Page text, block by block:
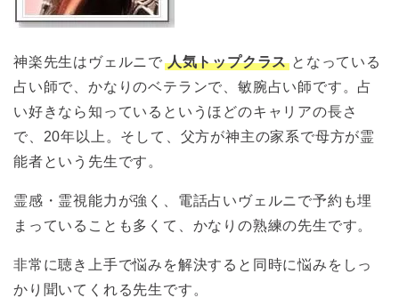
神楽先生はヴェルニで 人気トップクラス となっている
占い師で、かなりのベテランで、敏腕占い師です。占
い好きなら知っているというほどのキャリアの長さ
で、20年以上。そして、父方が神主の家系で母方が霊
能者という先生です。
霊感・霊視能力が強く、電話占いヴェルニで予約も埋
まっていることも多くて、かなりの熟練の先生です。
非常に聴き上手で悩みを解決すると同時に悩みをしっ
かり聞いてくれる先生です。